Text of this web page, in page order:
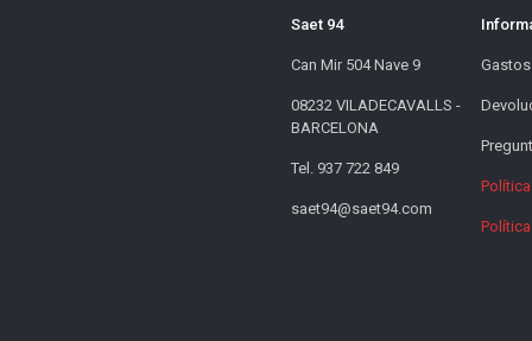
Saet 94
Can Mir 504 Nave 9
08232 VILADECAVALLS -
BARCELONA
Tel. 937 722 849
saet94@saet94.com